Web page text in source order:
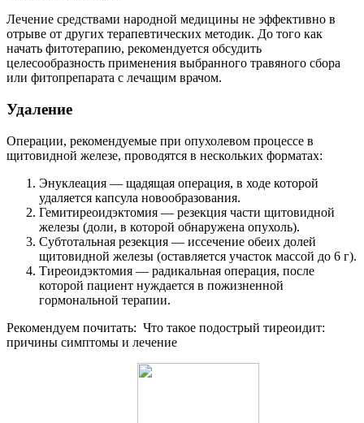
Лечение средствами народной медицины не эффективно в
отрыве от других терапевтических методик. До того как
начать фитотерапию, рекомендуется обсудить
целесообразность применения выбранного травяного сбора
или фитопрепарата с лечащим врачом.
Удаление
Операции, рекомендуемые при опухолевом процессе в
щитовидной железе, проводятся в нескольких форматах:
Энуклеация — щадящая операция, в ходе которой
удаляется капсула новообразования.
Гемитиреоидэктомия — резекция части щитовидной
железы (доли, в которой обнаружена опухоль).
Субтотальная резекция — иссечение обеих долей
щитовидной железы (оставляется участок массой до 6 г).
Тиреоидэктомия — радикальная операция, после
которой пациент нуждается в пожизненной
гормональной терапии.
Рекомендуем почитать: Что такое подострый тиреоидит:
причины симптомы и лечение